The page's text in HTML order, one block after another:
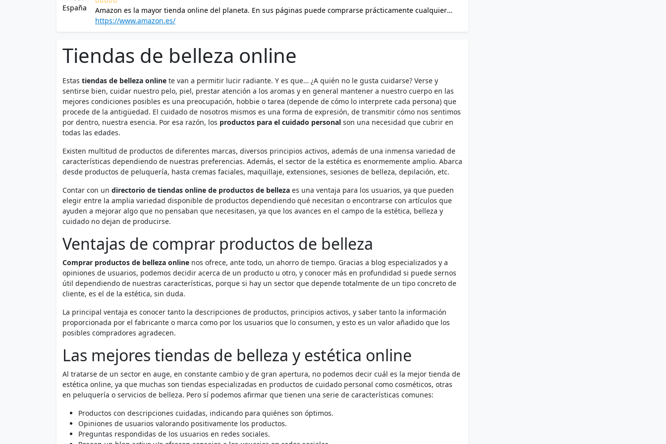
Amazon es la mayor tienda online del planeta. En sus páginas puede comprarse prácticamente cualquier
producto. Poco a poco la empresa fundada por Jeff Bezos ha ido expandiéndose por todo el mundo. En
https://www.amazon.es/
Tiendas de belleza online
Estas tiendas de belleza online te van a permitir lucir radiante. Y es que… ¿A quién no le gusta cuidarse? Verse y
sentirse bien, cuidar nuestro pelo, piel, prestar atención a los aromas y en general mantener a nuestro cuerpo en las
mejores condiciones posibles es una preocupación, hobbie o tarea (depende de cómo lo interprete cada persona) que
procede de la antigüedad. El cuidado de nosotros mismos es una forma de expresión, de transmitir cómo nos sentimos
por dentro, nuestra esencia. Por esa razón, los productos para el cuidado personal son una necesidad que cubrir en
todas las edades.
Existen multitud de productos de diferentes marcas, diversos principios activos, además de una inmensa variedad de
características dependiendo de nuestras preferencias. Además, el sector de la estética es enormemente amplio. Abarca
desde productos de peluquería, hasta cremas faciales, maquillaje, extensiones, sesiones de belleza, depilación, etc.
Contar con un directorio de tiendas online de productos de belleza es una ventaja para los usuarios, ya que pueden
elegir entre la amplia variedad disponible de productos dependiendo qué necesitan o encontrarse con artículos que
ayuden a mejorar algo que no pensaban que necesitasen, ya que los avances en el campo de la estética, belleza y
cuidado no dejan de producirse.
Ventajas de comprar productos de belleza
Comprar productos de belleza online nos ofrece, ante todo, un ahorro de tiempo. Gracias a blog especializados y a
opiniones de usuarios, podemos decidir acerca de un producto u otro, y conocer más en profundidad si puede sernos
útil dependiendo de nuestras características, porque si hay un sector que depende totalmente de un tipo concreto de
cliente, es el de la estética, sin duda.
La principal ventaja es conocer tanto la descripciones de productos, principios activos, y saber tanto la información
proporcionada por el fabricante o marca como por los usuarios que lo consumen, y esto es un valor añadido que los
posibles compradores agradecen.
Las mejores tiendas de belleza y estética online
Al tratarse de un sector en auge, en constante cambio y de gran apertura, no podemos decir cuál es la mejor tienda de
estética online, ya que muchas son tiendas especializadas en productos de cuidado personal como cosméticos, otras
en peluquería o servicios de belleza. Pero sí podemos afirmar que tienen una serie de características comunes:
Productos con descripciones cuidadas, indicando para quiénes son óptimos.
Opiniones de usuarios valorando positivamente los productos.
Preguntas respondidas de los usuarios en redes sociales.